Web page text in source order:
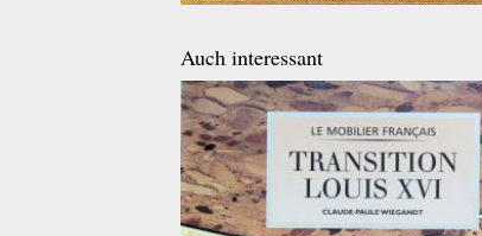
Auch interessant